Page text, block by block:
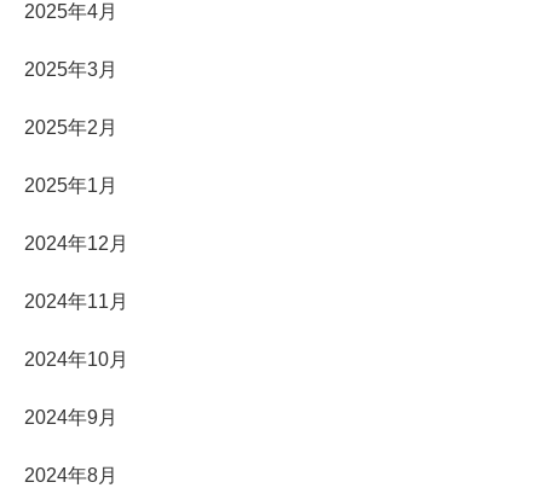
2025年4月
2025年3月
2025年2月
2025年1月
2024年12月
2024年11月
2024年10月
2024年9月
2024年8月